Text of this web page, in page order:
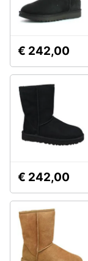
€ 242,00
€ 242,00